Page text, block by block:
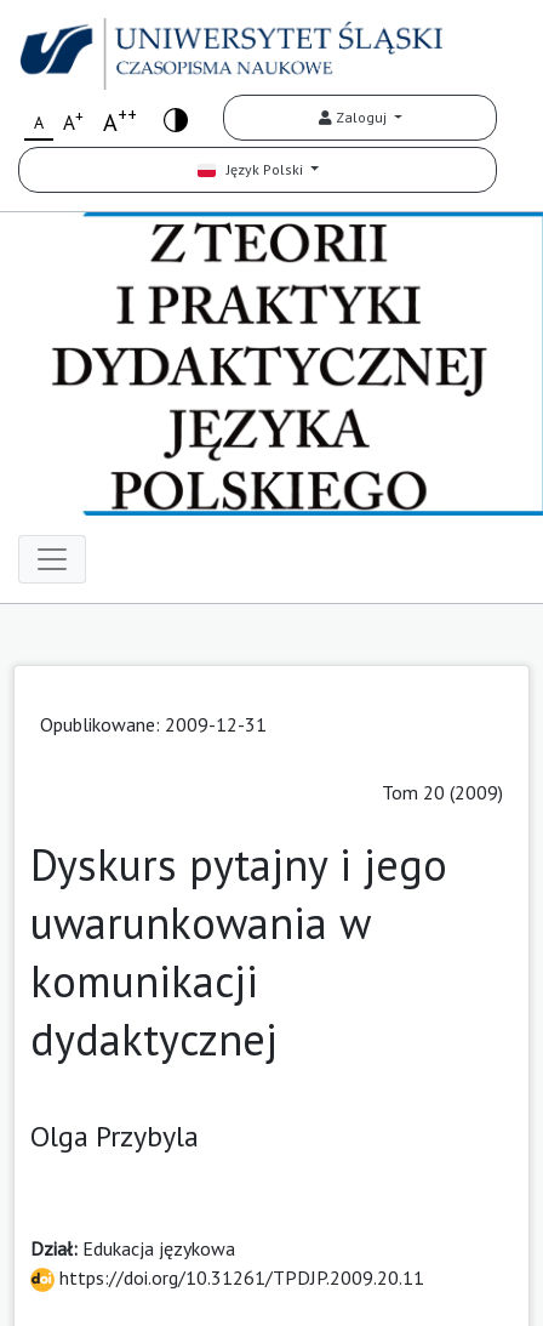
A A+ A++ Zaloguj
Język Polski
Opublikowane: 2009-12-31
Tom 20 (2009)
Dyskurs pytajny i jego
uwarunkowania w
komunikacji
dydaktycznej
Olga Przybyla
Dział: Edukacja językowa
https://doi.org/10.31261/TPDJP.2009.20.11